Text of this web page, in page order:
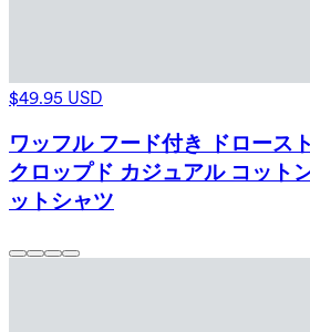
$49.95 USD
ワッフル フード付き ドロース
クロップド カジュアル コット
ットシャツ